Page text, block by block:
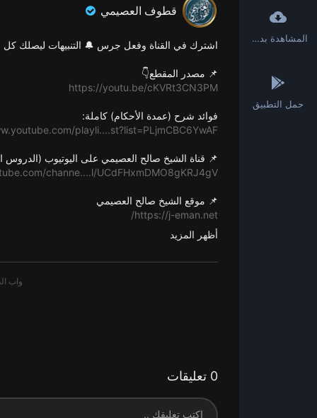
قطوف العصيمي
اشترك في القناة وفعل جرس 🔔 التنبيهات ليصلك كل
📌 مصدر المقطع👇
https://youtu.be/cKVRt3CN3PM
فوائد شرح (عمدة الأحكام) كاملة:
playli....st?list=PLjmCBC6YwAF
📌 قناة الشيخ صالح العصيمي على اليوتيوب (الدروس
channe....l/UCdFHxmDMO8gKRJ4gV
📌 موقع الشيخ صالح العصيمي
https://j-eman.net/
📌 حساب الشيخ صالح العصيمي على تويتر
channe....l/UC1M2LA5PSBQPg11C2
📌 مجموعة الشيخ صالح العصيمي على الواتساب
chat.whatsapp.com/Ch9aSUorlfy2DuGGXfphhf
أظهر المزيد
0 تعليقات
المشاهدة بدون انترنت
حمل التطبيق